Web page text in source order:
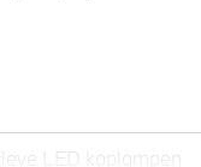
LED koplampen